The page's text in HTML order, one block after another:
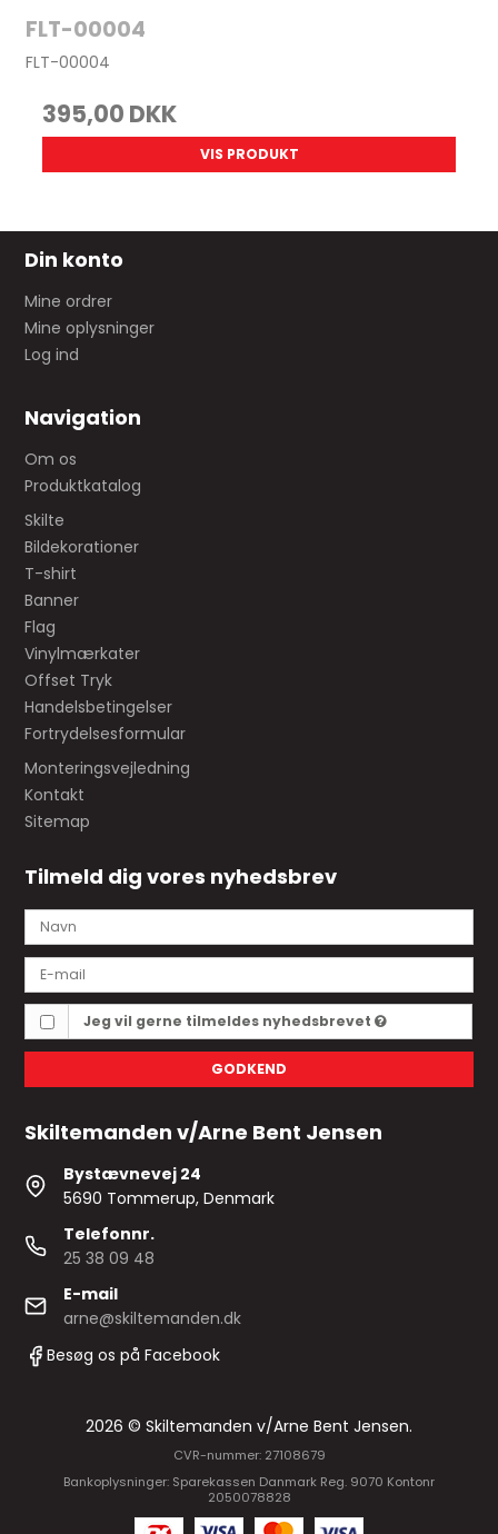
FLT-00004
FLT-00004
395,00 DKK
VIS PRODUKT
Din konto
Mine ordrer
Mine oplysninger
Log ind
Navigation
Om os
Produktkatalog
Skilte
Bildekorationer
T-shirt
Banner
Flag
Vinylmærkater
Offset Tryk
Handelsbetingelser
Fortrydelsesformular
Monteringsvejledning
Kontakt
Sitemap
Tilmeld dig vores nyhedsbrev
Jeg vil gerne tilmeldes nyhedsbrevet
GODKEND
Skiltemanden v/Arne Bent Jensen
Bystævnevej 24
5690 Tommerup, Denmark
Telefonnr.
25 38 09 48
E-mail
arne@skiltemanden.dk
Besøg os på Facebook
2026 © Skiltemanden v/Arne Bent Jensen.
CVR-nummer: 27108679
Bankoplysninger: Sparekassen Danmark Reg. 9070 Kontonr
2050078828